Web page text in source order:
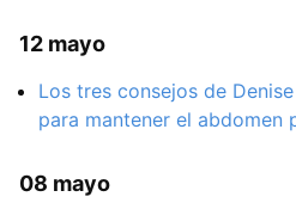
12 mayo
Los tres consejos de
para mantener el abdomen
08 mayo